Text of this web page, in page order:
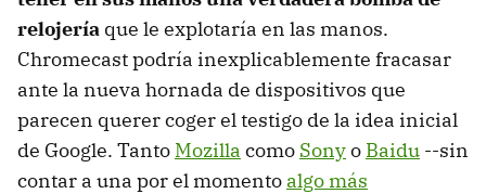
relojería que le explotaría en las manos.
Chromecast podría inexplicablemente fracasar
ante la nueva hornada de dispositivos que
parecen querer coger el testigo de la idea inicial
de Google. Tanto Mozilla como Sonyo Baidu --sin
contar a una por el momento algo más